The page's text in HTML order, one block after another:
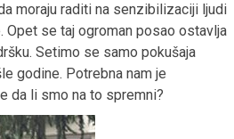
moraju raditi na senzibilizaciji ljudi
Opet se taj ogroman posao ostavlja
Setimo se samo pokušaja
godine. Potrebna nam je
da li smo na to spremni?